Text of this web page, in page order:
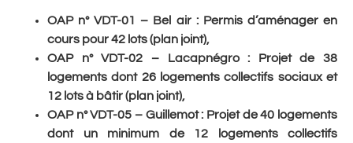
OAP n° VDT-01 – Bel air : Permis d’aménager en
cours pour 42 lots (plan joint),
OAP n° VDT-02 – Lacapnégro : Projet de 38
logements dont 26 logements collectifs sociaux et
12 lots à bâtir (plan joint),
OAP n° VDT-05 – Guillemot : Projet de 40 logements
dont un minimum de 12 logements collectifs